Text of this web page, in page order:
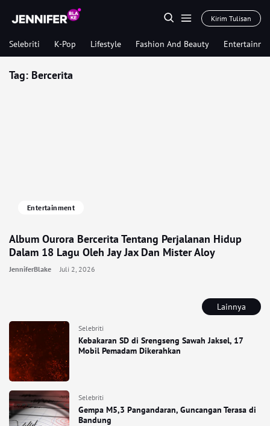
Kirim Tulisan
Selebriti K-Pop Lifestyle Fashion And Beauty
Lainnya
Selebriti
Kebakaran SD di Srengseng Sawah Jaksel, 17
Mobil Pemadam Dikerahkan
Selebriti
Gempa M5,3 Pangandaran, Guncangan Terasa di
Bandung
Tag: Bercerita
Entertainment
Album Ourora Bercerita Tentang Perjalanan Hidup
Dalam 18 Lagu Oleh Jay Jax Dan Mister Aloy
JenniferBlake Juli 2, 2026